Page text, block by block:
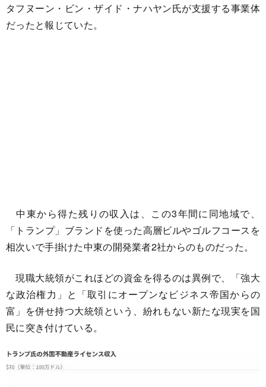
タフヌーン・ビン・ザイド・ナハヤン氏が支援する事業体
だったと報じていた。
中東から得た残りの収入は、この3年間に同地域で、
「トランプ」ブランドを使った高層ビルやゴルフコースを
相次いで手掛けた中東の開発業者2社からのものだった。
現職大統領がこれほどの資金を得るのは異例で、「強大
な政治権力」と「取引にオープンなビジネス帝国からの
富」を併せ持つ大統領という、紛れもない新たな現実を国
民に突き付けている。